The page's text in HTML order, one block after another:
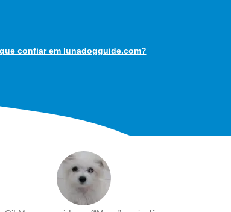
confiar em lunadogguide.com?